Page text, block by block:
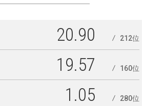
20.90 212位
19.57 160位
1.05 280位